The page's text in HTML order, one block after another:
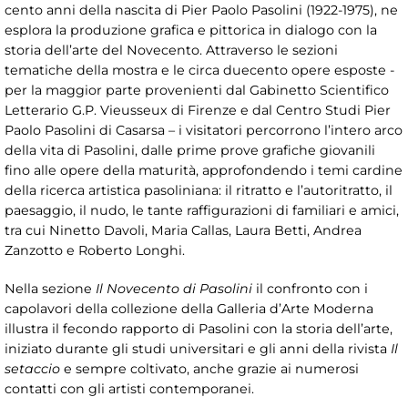
cento anni della nascita di Pier Paolo Pasolini (1922-1975), ne
esplora la produzione grafica e pittorica in dialogo con la
storia dell’arte del Novecento. Attraverso le sezioni
tematiche della mostra e le circa duecento opere esposte -
per la maggior parte provenienti dal Gabinetto Scientifico
Letterario G.P. Vieusseux di Firenze e dal Centro Studi Pier
Paolo Pasolini di Casarsa – i visitatori percorrono l’intero arco
della vita di Pasolini, dalle prime prove grafiche giovanili
fino alle opere della maturità, approfondendo i temi cardine
della ricerca artistica pasoliniana: il ritratto e l’autoritratto, il
paesaggio, il nudo, le tante raffigurazioni di familiari e amici,
tra cui Ninetto Davoli, Maria Callas, Laura Betti, Andrea
Zanzotto e Roberto Longhi.
Nella sezione Il Novecento di Pasolini il confronto con i
capolavori della collezione della Galleria d’Arte Moderna
illustra il fecondo rapporto di Pasolini con la storia dell’arte,
iniziato durante gli studi universitari e gli anni della rivista Il
setaccio e sempre coltivato, anche grazie ai numerosi
contatti con gli artisti contemporanei.